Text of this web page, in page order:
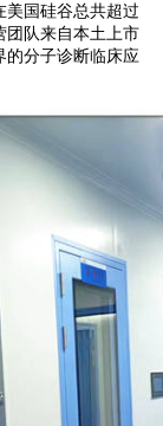
美国硅谷总共超过
团队来自本土上市
的分子诊断临床应